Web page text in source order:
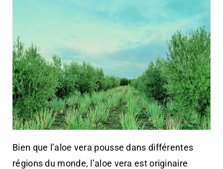
Bien que l’aloe vera pousse dans différentes
régions du monde, l’aloe vera est originaire